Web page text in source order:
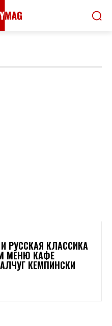
РУССКАЯ КЛАССИКА
МЕНЮ КАФЕ
КЕМПИНСКИ